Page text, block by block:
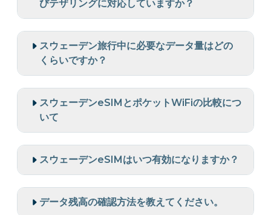
びテザリングに対応していますか？
スウェーデン旅行中に必要なデータ量はどの
くらいですか？
スウェーデンeSIMとポケットWiFiの比較につ
いて
スウェーデンeSIMはいつ有効になりますか？
データ残高の確認方法を教えてください。